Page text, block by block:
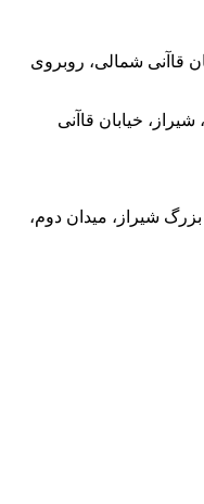
قاآنی شمالی، روبروی
خیابان قاآنی
شیراز، میدان دوم،